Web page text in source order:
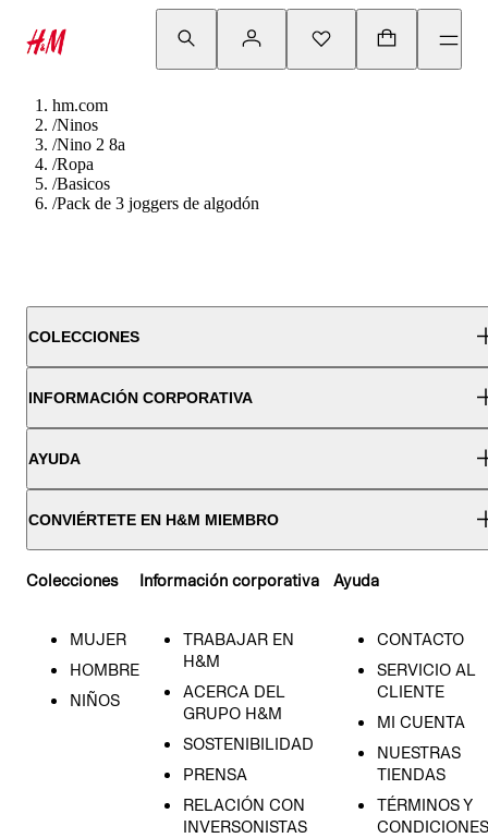
hm.com
/Ninos
/Nino 2 8a
/Ropa
/Basicos
/Pack de 3 joggers de algodón
COLECCIONES
INFORMACIÓN CORPORATIVA
AYUDA
CONVIÉRTETE EN H&M MIEMBRO
Colecciones
MUJER
HOMBRE
NIÑOS
Información corporativa
TRABAJAR EN
H&M
ACERCA DEL
GRUPO H&M
SOSTENIBILIDAD
PRENSA
RELACIÓN CON
INVERSONISTAS
Ayuda
CONTACTO
SERVICIO AL
CLIENTE
MI CUENTA
NUESTRAS
TIENDAS
TÉRMINOS Y
CONDICIONES